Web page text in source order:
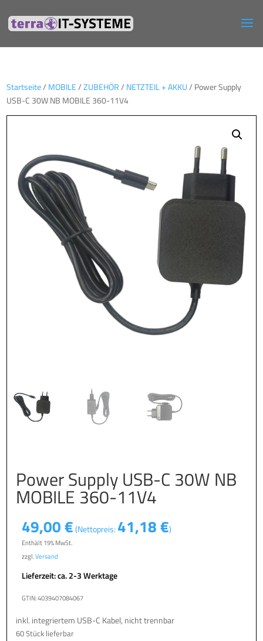
Startseite/ MOBILE/ZUBEHÖR/ NETZTEIL + AKKU/ Power Supply
USB-C 30W NB MOBILE 360-11V4
Power Supply USB-C 30W NB
MOBILE 360-11V4
49,00€ (Nettopreis: 41,18€)
Enthält 19% MwSt.
zzgl.Versand
Lieferzeit: ca. 2-3 Werktage
GTIN: 4039407084067
inkl. integriertem USB-C Kabel, nicht trennbar
60 Stück lieferbar